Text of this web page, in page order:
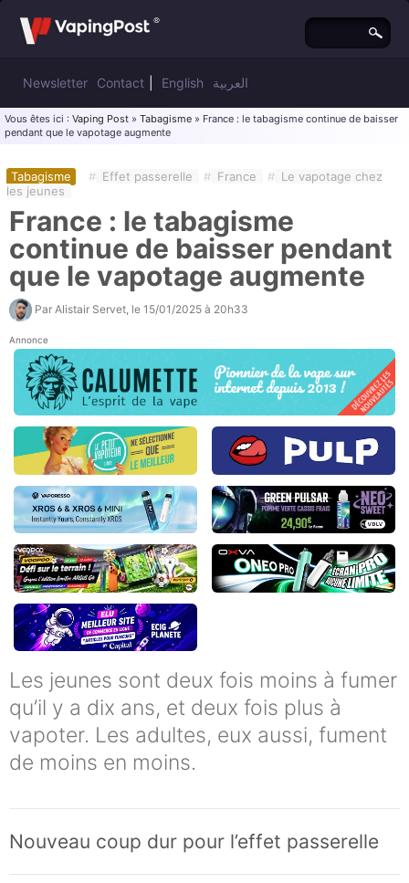
Newsletter Contact English العربية
Vous êtes ici : Vaping Post » Tabagisme » France : le tabagisme continue de baisser
pendant que le vapotage augmente
Tabagisme # Effet passerelle # France # Le vapotage chez
les jeunes
France : le tabagisme
continue de baisser pendant
que le vapotage augmente
Par Alistair Servet , le 15/01/2025 à 20h33
Annonce
Les jeunes sont deux fois moins à fumer
qu’il y a dix ans, et deux fois plus à
vapoter. Les adultes, eux aussi, fument
de moins en moins.
Nouveau coup dur pour l’effet passerelle